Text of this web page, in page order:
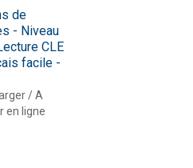
de
- Niveau
CLE
facile -
/ A
en ligne